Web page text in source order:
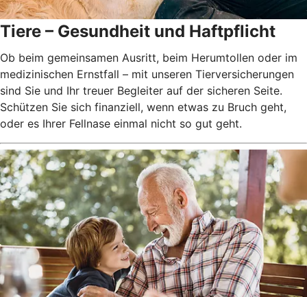
Tiere – Gesundheit und Haftpflicht
Ob beim gemeinsamen Ausritt, beim Herumtollen oder im
medizinischen Ernstfall – mit unseren Tierversicherungen
sind Sie und Ihr treuer Begleiter auf der sicheren Seite.
Schützen Sie sich finanziell, wenn etwas zu Bruch geht,
oder es Ihrer Fellnase einmal nicht so gut geht.